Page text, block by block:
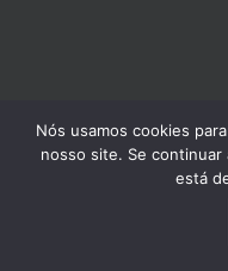
© 1995-2025 Comissão Pró-
Nós usamos cookies
nosso site. Se
está